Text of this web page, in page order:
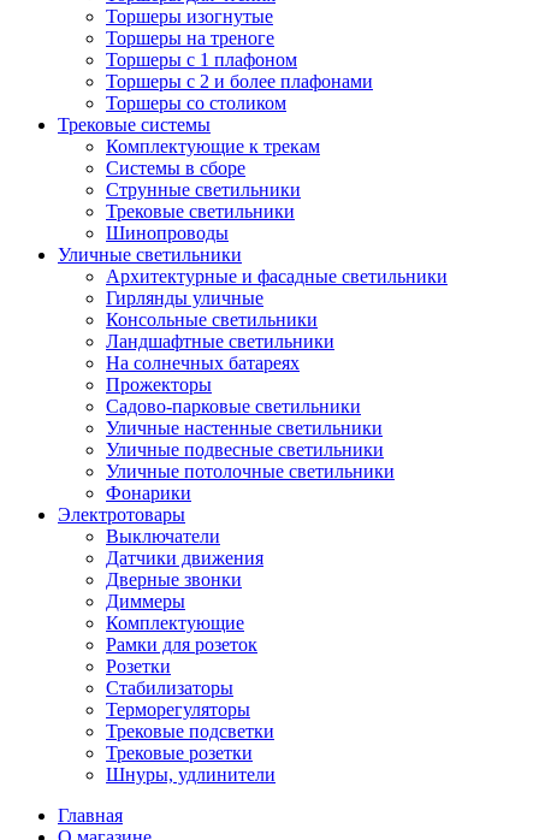
Торшеры изогнутые
Торшеры на треноге
Торшеры с 1 плафоном
Торшеры с 2 и более плафонами
Торшеры со столиком
Трековые системы
Комплектующие к трекам
Системы в сборе
Струнные светильники
Трековые светильники
Шинопроводы
Уличные светильники
Архитектурные и фасадные светильники
Гирлянды уличные
Консольные светильники
Ландшафтные светильники
На солнечных батареях
Прожекторы
Садово-парковые светильники
Уличные настенные светильники
Уличные подвесные светильники
Уличные потолочные светильники
Фонарики
Электротовары
Выключатели
Датчики движения
Дверные звонки
Диммеры
Комплектующие
Рамки для розеток
Розетки
Стабилизаторы
Терморегуляторы
Трековые подсветки
Трековые розетки
Шнуры, удлинители
Главная